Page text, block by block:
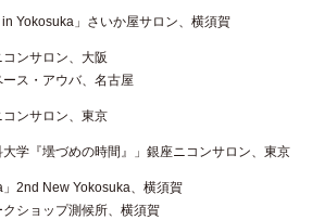
in Yokosuka」さいか屋サロン、横須賀
コンサロン、大阪
ース・アウバ、名古屋
コンサロン、東京
大学『壜づめの時間』」銀座ニコンサロン、東京
」2nd New Yokosuka、横須賀
クショップ測候所、横須賀